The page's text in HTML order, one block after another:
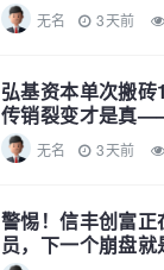
无名 3天前
弘基资本单次搬
传销裂变才是真
公告，趁资金池没
无名 3天前
警惕！信丰创富
员，下一个崩盘